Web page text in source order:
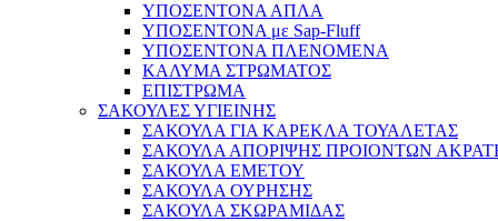
ΥΠΟΣΕΝΤΟΝΑ ΑΠΛΑ
ΥΠΟΣΕΝΤΟΝΑ με Sap-Fluff
ΥΠΟΣΕΝΤΟΝΑ ΠΛΕΝΟΜΕΝΑ
ΚΑΛΥΜΑ ΣΤΡΩΜΑΤΟΣ
ΕΠΙΣΤΡΩΜΑ
ΣΑΚΟΥΛΕΣ ΥΓΙΕΙΝΗΣ
ΣΑΚΟΥΛΑ ΓΙΑ ΚΑΡΕΚΛΑ ΤΟΥΑΛΕΤΑΣ
ΣΑΚΟΥΛΑ ΑΠΟΡΙΨΗΣ ΠΡΟΙΟΝΤΩΝ
ΣΑΚΟΥΛΑ ΕΜΕΤΟΥ
ΣΑΚΟΥΛΑ ΟΥΡΗΣΗΣ
ΣΑΚΟΥΛΑ ΣΚΩΡΑΜΙΔΑΣ